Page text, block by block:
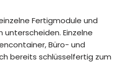
Fertigmodule und
Einzelne
Büro- und
bereits schlüsselfertig zum